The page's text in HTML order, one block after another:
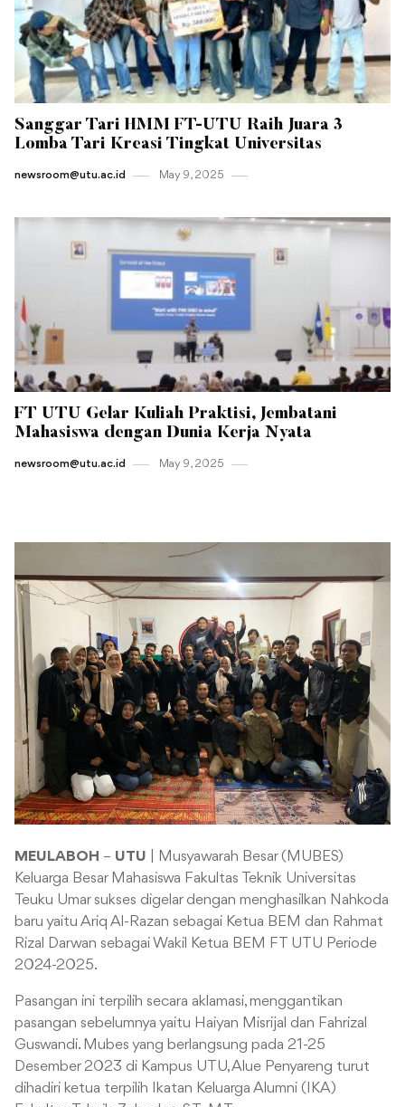
Sanggar Tari HMM FT-UTU Raih Juara 3
Lomba Tari Kreasi Tingkat Universitas
newsroom@utu.ac.id May 9 , 2025
FT UTU Gelar Kuliah Praktisi, Jembatani
Mahasiswa dengan Dunia Kerja Nyata
newsroom@utu.ac.id May 9 , 2025
MEULABOH – UTU | Musyawarah Besar (MUBES)
Keluarga Besar Mahasiswa Fakultas Teknik Universitas
Teuku Umar sukses digelar dengan menghasilkan Nahkoda
baru yaitu Ariq Al-Razan sebagai Ketua BEM dan Rahmat
Rizal Darwan sebagai Wakil Ketua BEM FT UTU Periode
2024-2025.
Pasangan ini terpilih secara aklamasi, menggantikan
pasangan sebelumnya yaitu Haiyan Misrijal dan Fahrizal
Guswandi. Mubes yang berlangsung pada 21-25
Desember 2023 di Kampus UTU, Alue Penyareng turut
dihadiri ketua terpilih Ikatan Keluarga Alumni (IKA)